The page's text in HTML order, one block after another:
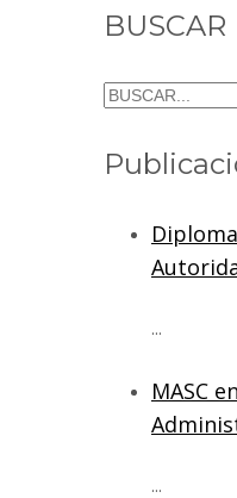
BUSCAR
...
MASC
...